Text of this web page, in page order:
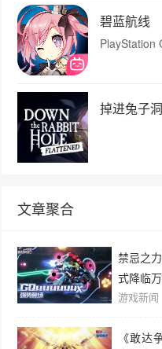
碧蓝航线
PlayStation
掉进兔子洞
文章聚合
禁忌之
式降临
游戏新闻
《敢达